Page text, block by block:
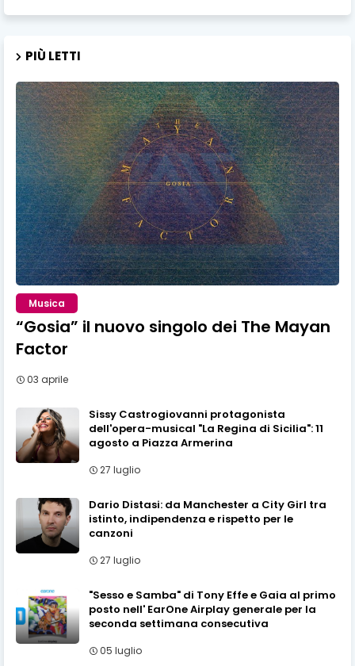
PIÙ LETTI
Musica
“Gosia” il nuovo singolo dei The Mayan
Factor
03 aprile
Sissy Castrogiovanni protagonista
dell'opera-musical "La Regina di Sicilia": 11
agosto a Piazza Armerina
27 luglio
Dario Distasi: da Manchester a City Girl tra
istinto, indipendenza e rispetto per le
canzoni
27 luglio
"Sesso e Samba" di Tony Effe e Gaia al primo
posto nell' EarOne Airplay generale per la
seconda settimana consecutiva
05 luglio